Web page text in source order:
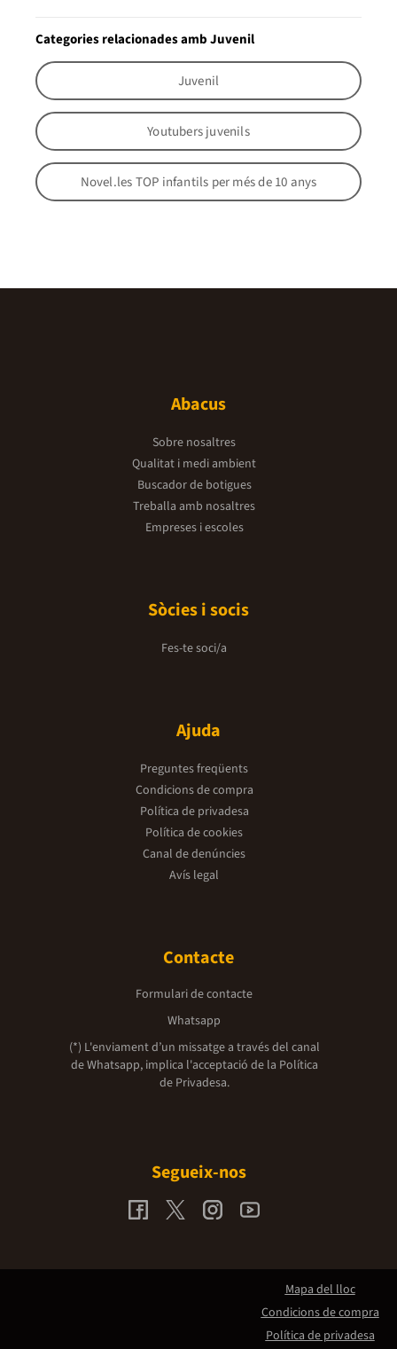
Categories relacionades amb Juvenil
Juvenil
Youtubers juvenils
Novel.les TOP infantils per més de 10 anys
Abacus
Sobre nosaltres
Qualitat i medi ambient
Buscador de botigues
Treballa amb nosaltres
Empreses i escoles
Sòcies i socis
Fes-te soci/a
Ajuda
Preguntes freqüents
Condicions de compra
Política de privadesa
Política de cookies
Canal de denúncies
Avís legal
Contacte
Formulari de contacte
Whatsapp
(*) L'enviament d’un missatge a través del canal
de Whatsapp, implica l'acceptació de la Política
de Privadesa.
Segueix-nos
Mapa del lloc
Condicions de compra
Política de privadesa